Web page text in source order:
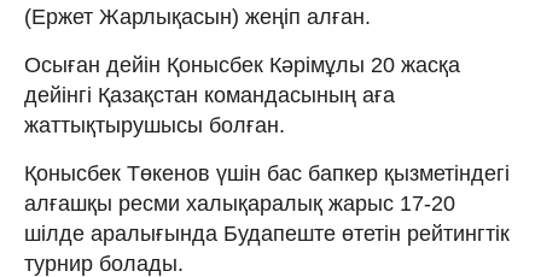
(Ержет Жарлықасын) жеңіп алған.
Осыған дейін Қонысбек Кәрімұлы 20 жасқа
дейінгі Қазақстан командасының аға
жаттықтырушысы болған.
Қонысбек Төкенов үшін бас бапкер қызметіндегі
алғашқы ресми халықаралық жарыс 17-20
шілде аралығында Будапеште өтетін рейтингтік
турнир болады.